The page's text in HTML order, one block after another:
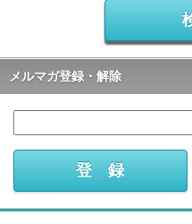
メルマガ登録・解除